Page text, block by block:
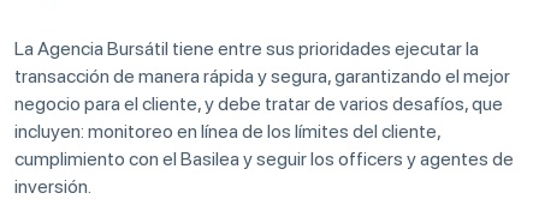
La Agencia Bursátil tiene entre sus prioridades ejecutar la
transacción de manera rápida y segura, garantizando el mejor
negocio para el cliente, y debe tratar de varios desafíos, que
incluyen: monitoreo en línea de los límites del cliente,
cumplimiento con el Basilea y seguir los officers y agentes de
inversión.